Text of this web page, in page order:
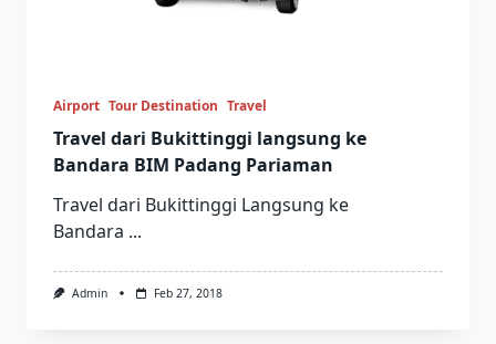
Airport Tour Destination Travel
Travel dari Bukittinggi langsung ke
Bandara BIM Padang Pariaman
Travel dari Bukittinggi Langsung ke
Bandara ...
Admin Feb 27, 2018